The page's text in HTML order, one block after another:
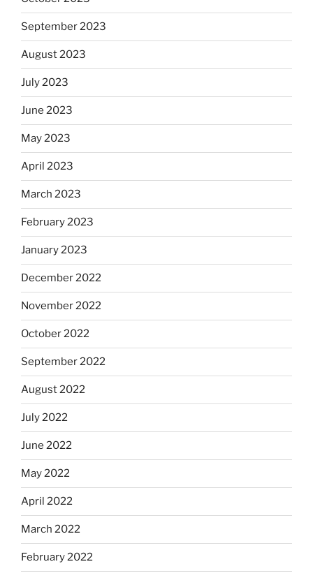
September 2023
August 2023
July 2023
June 2023
May 2023
April 2023
March 2023
February 2023
January 2023
December 2022
November 2022
October 2022
September 2022
August 2022
July 2022
June 2022
May 2022
April 2022
March 2022
February 2022